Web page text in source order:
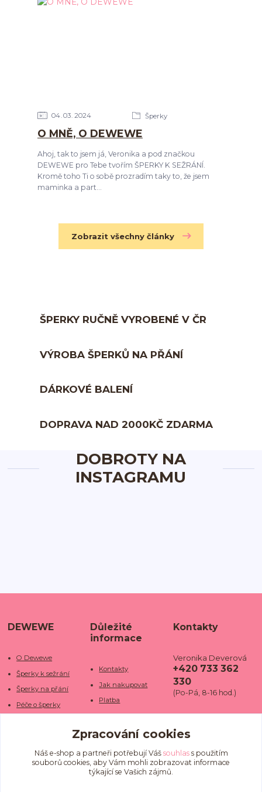
04 03 2024 Šperky
O MNĚ, O DEWEWE
Ahoj, tak to jsem já, Veronika a pod značkou
DEWEWE pro Tebe tvořím ŠPERKY K SEŽRÁNÍ.
Kromě toho Ti o sobě prozradím taky to, že jsem
maminka a part...
Zobrazit všechny články
ŠPERKY RUČNĚ VYROBENÉ V ČR
VÝROBA ŠPERKŮ NA PŘÁNÍ
DÁRKOVÉ BALENÍ
DOPRAVA NAD 2000KČ ZDARMA
DOBROTY NA
INSTAGRAMU
DEWEWE
O Dewewe
Šperky k sežrání
Šperky na přání
Péče o šperky
Kamenné obchody
Fotogalerie
Důležité
informace
Kontakty
Jak nakupovat
Platba
Doba dodání
Doprava
Obchodní podmínky
Ochrana osobních
Kontakty
Veronika Deverová
+420 733 362
330
(Po-Pá, 8-16 hod.)
we.cz
Zpracování cookies
Náš e-shop a partneři potřebují Váš souhlass použitím
souborů cookies, aby Vám mohli zobrazovat informace
týkající se Vašich zájmů.